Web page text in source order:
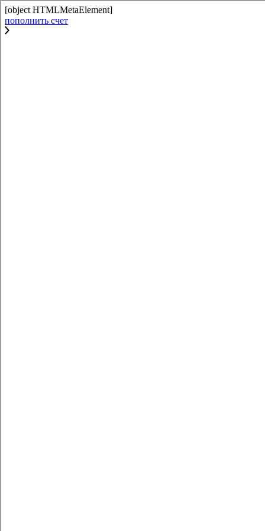
[object HTMLMetaElement]
пополнить счет